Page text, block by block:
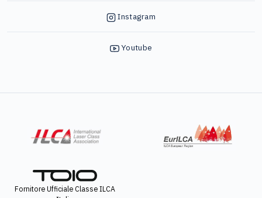
Instagram
Youtube
Fornitore Ufficiale Classe ILCA